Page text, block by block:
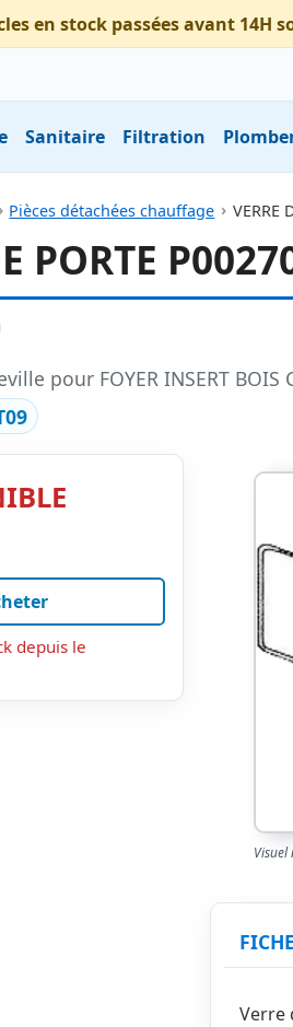
en stock passées avant 14H
Sanitaire Filtration
Pièces détachées chauffage VERRE
PORTE
pour FOYER INSERT
depuis le
Verre